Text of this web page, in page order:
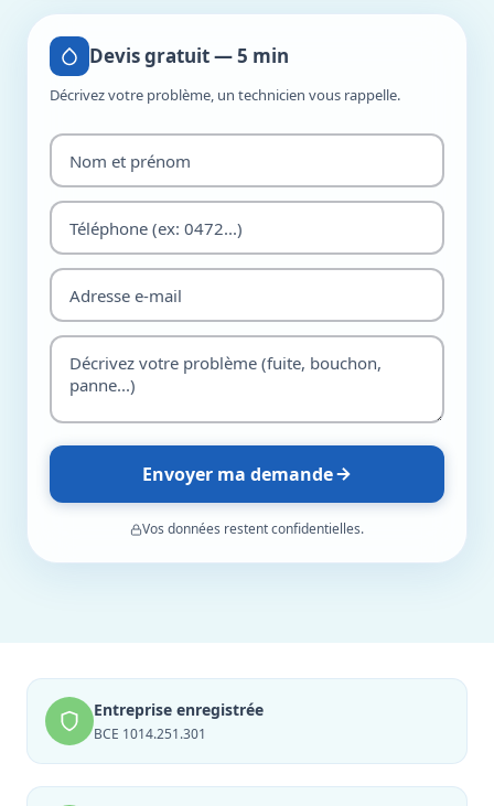
Devis gratuit — 5 min
Décrivez votre problème, un technicien vous rappelle.
Envoyer ma demande
Vos données restent confidentielles.
Entreprise enregistrée
BCE 1014.251.301